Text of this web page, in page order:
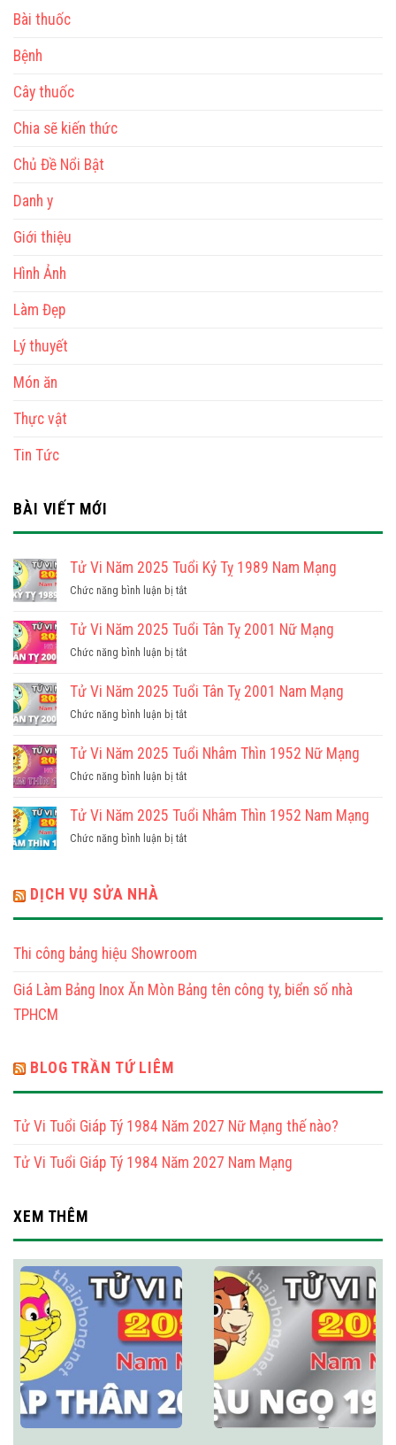
Bài thuốc
Bệnh
Cây thuốc
Chia sẽ kiến thức
Chủ Đề Nổi Bật
Danh y
Giới thiệu
Hình Ảnh
Làm Đẹp
Lý thuyết
Món ăn
Thực vật
Tin Tức
BÀI VIẾT MỚI
Tử Vi Năm 2025 Tuổi Kỷ Tỵ 1989 Nam Mạng
Chức năng bình luận bị tắtở
Vi
2025
Kỷ
Mạng
Tử Vi Năm 2025 Tuổi Tân Tỵ 2001 Nữ Mạng
Chức năng bình luận bị tắtở
Vi
2025
Tân
Mạng
Tử Vi Năm 2025 Tuổi Tân Tỵ 2001 Nam Mạng
Chức năng bình luận bị tắtở
Vi
2025
Tân
Tử Vi Năm 2025 Tuổi Nhâm Thìn 1952 Nữ Mạng
Chức năng bình luận bị tắtở
Vi
2025
Tử Vi Năm 2025 Tuổi Nhâm Thìn 1952 Nam Mạng
Chức năng bình luận bị tắtở
Tuổi
Thìn
Nam
DỊCH VỤ SỬA NHÀ
Thi công bảng hiệu Showroom
Giá Làm Bảng Inox Ăn Mòn Bảng tên công ty, biển số nhà
TPHCM
BLOG TRẦN TỨ LIÊM
Tử Vi Tuổi Giáp Tý 1984 Năm 2027 Nữ Mạng thế nào?
Tử Vi Tuổi Giáp Tý 1984 Năm 2027 Nam Mạng
XEM THÊM